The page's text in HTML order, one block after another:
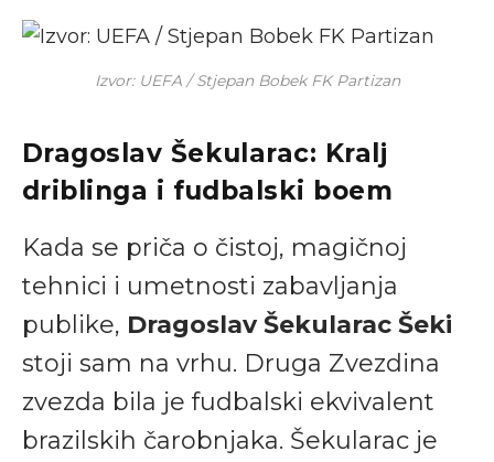
Izvor: UEFA / Stjepan Bobek FK Partizan
Dragoslav Šekularac: Kralj
driblinga i fudbalski boem
Kada se priča o čistoj, magičnoj
tehnici i umetnosti zabavljanja
publike, Dragoslav Šekularac Šeki
stoji sam na vrhu. Druga Zvezdina
zvezda bila je fudbalski ekvivalent
brazilskih čarobnjaka. Šekularac je